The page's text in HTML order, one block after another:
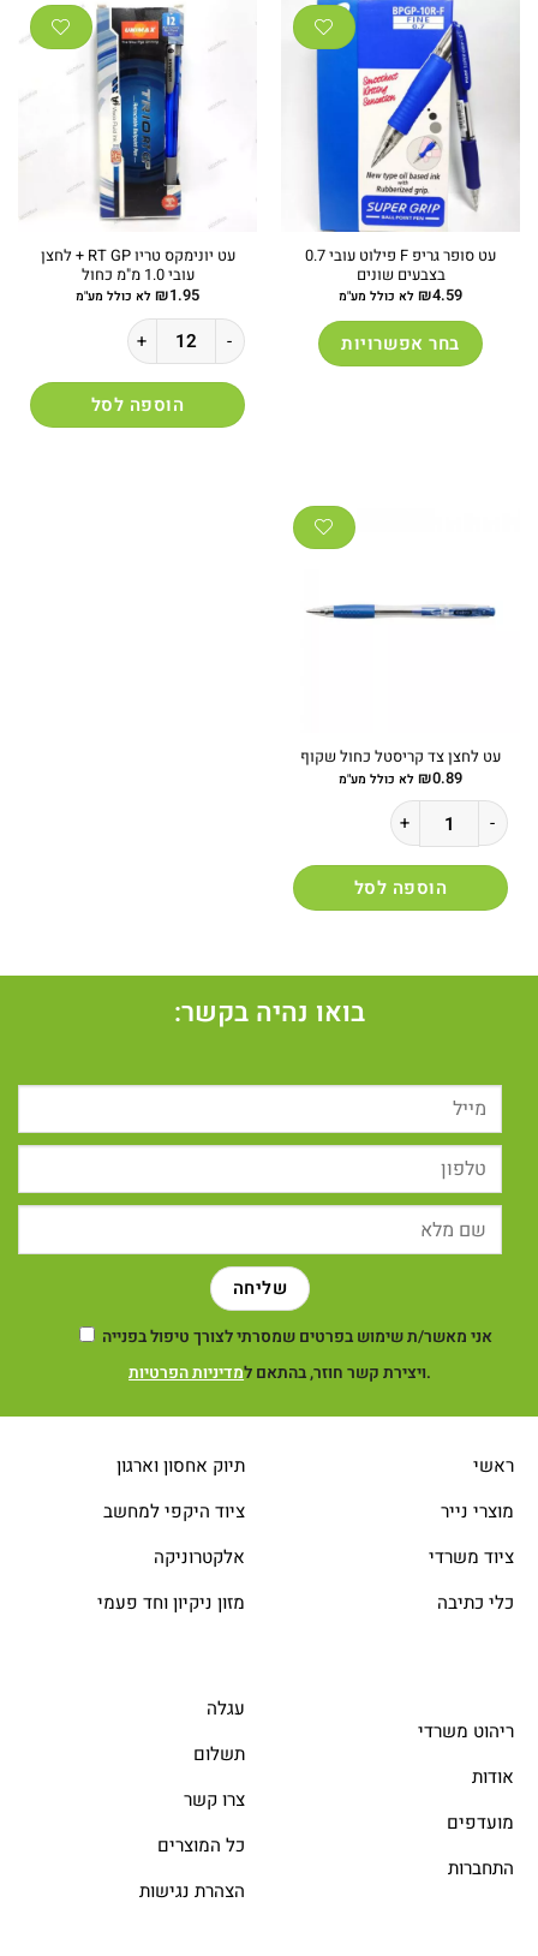
לבחור
את
האפשרויות
בעמוד
המוצר
עט סופר גריפ F פילוט עובי 0.7
בצבעים שונים
₪4.59 לא כולל מע"מ
בחר אפשרויות
המוצר
עט יונימקס טריו RT GP + לחצן
עובי 1.0 מ"מ כחול
₪1.95 לא כולל מע"מ
כמות של עט יונימקס טריו RT GP + לחצן עובי 1.0 מ"מ כחול
הוספה לסל
עט לחצן צד קריסטל כחול שקוף
₪0.89 לא כולל מע"מ
כמות של עט לחצן צד קריסטל כחול שקוף
הוספה לסל
בואו נהיה בקשר:
אני מאשר/ת שימוש בפרטים שמסרתי לצורך טיפול בפנייה
ויצירת קשר חוזר, בהתאם למדיניות הפרטיות .
ראשי
מוצרי נייר
ציוד משרדי
כלי כתיבה
תיוק אחסון וארגון
ציוד היקפי למחשב
אלקטרוניקה
מזון ניקיון וחד פעמי
ריהוט משרדי
אודות
מועדפים
התחברות
עגלה
תשלום
צרו קשר
כל המוצרים
הצהרת נגישות